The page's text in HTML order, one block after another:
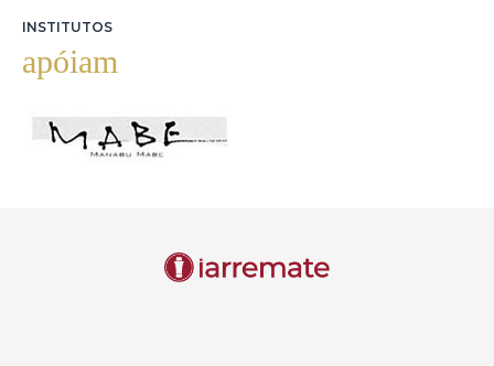
INSTITUTOS
apóiam